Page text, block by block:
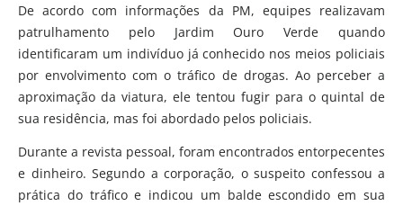
De acordo com informações da PM, equipes realizavam
patrulhamento pelo Jardim Ouro Verde quando
identificaram um indivíduo já conhecido nos meios policiais
por envolvimento com o tráfico de drogas. Ao perceber a
aproximação da viatura, ele tentou fugir para o quintal de
sua residência, mas foi abordado pelos policiais.
Durante a revista pessoal, foram encontrados entorpecentes
e dinheiro. Segundo a corporação, o suspeito confessou a
prática do tráfico e indicou um balde escondido em sua